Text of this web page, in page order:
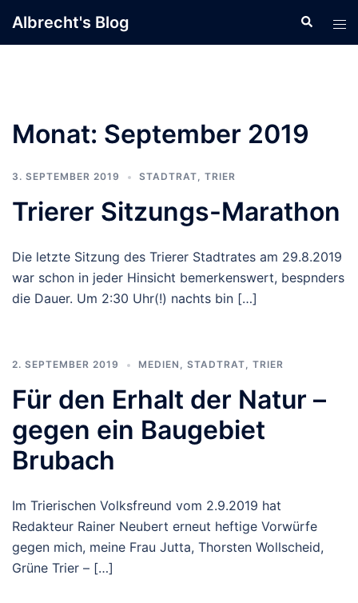
Inhalt
Albrecht's Blog Suche
Monat: September 2019
3. SEPTEMBER 2019 STADTRAT, TRIER
Trierer Sitzungs-Marathon
Die letzte Sitzung des Trierer Stadtrates am 29.8.2019
war schon in jeder Hinsicht bemerkenswert, bespnders
die Dauer. Um 2:30 Uhr(!) nachts bin […]
2. SEPTEMBER 2019 MEDIEN , STADTRAT, TRIER
Für den Erhalt der Natur –
gegen ein Baugebiet
Brubach
Im Trierischen Volksfreund vom 2.9.2019 hat
Redakteur Rainer Neubert erneut heftige Vorwürfe
gegen mich, meine Frau Jutta, Thorsten Wollscheid,
Grüne Trier – […]